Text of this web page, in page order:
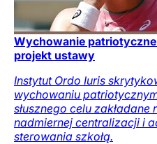
Wychowanie
projekt ustawy
Instytut Ordo Iuris
wychowaniu
słusznego celu
nadmiernej centralizacji i
sterowania szkołą.